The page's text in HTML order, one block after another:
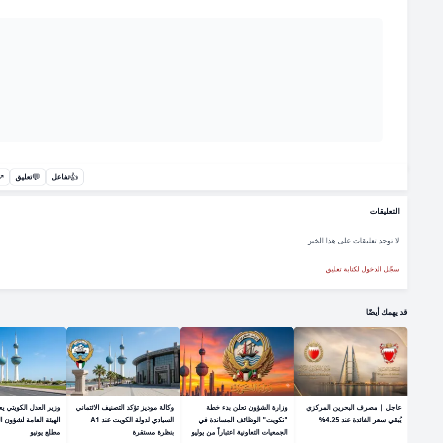
👍تفاعل 💬تعليق
التعليقات
لا توجد تعليقات على هذا الخبر
سجّل الدخول لكتابة تعليق
قد يهمك أيضًا
عاجل | مصرف البحرين المركزي
يُبقي سعر الفائدة عند 4.25%
​وزارة الشؤون تعلن بدء خطة
"تكويت" الوظائف المساندة في
الجمعيات التعاونية اعتباراً من يوليو
وكالة موديز تؤكد التصنيف الائتماني
السيادي لدولة الكويت عند A1
بنظرة مستقرة
وزير العدل الكويتي
الهيئة العامة لشؤون
مطلع يونيو